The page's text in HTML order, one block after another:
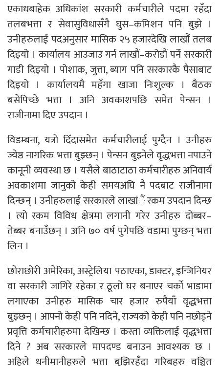
एकाधबाहेक अधिकांश सरकारी कर्मचारीले पदमा रहँदा
तलबभत्ता र सेवासुविधासँगै घुस–कमिशन पनि बुझे ।
उनीहरुलाई पदअनुसार मासिक २५ हजारदेखि लाखौं तलब
दिइयो । कार्यालय आउजाउ गर्न लाखौं–करोडौं पर्ने सरकारी
गाडी दिइयो । पोशाक, जुत्ता, ब्याग पनि सरकारकै पैसाबाट
दिइयो । कार्यालयमै महँगा खाजा निःशुल्क । बैठक
बसेपिच्छे भत्ता । अनि अवकाशपछि समेत पेन्सन ।
राजीनामा दिए उपदान ।
विडम्बना, यत्रो दिँदासमेत कर्मचारीलाई पुग्दैन । उनीहरु
ज्येष्ठ नागरिक भत्ता बुझ्छन् । पेन्सन बुझ्नेले वृद्धभत्ता नपाउने
कानूनी व्यवस्था छ । यसैले बाठाटाठा कर्मचारीहरु अनिवार्य
अवकाशमा जानुको केही समयअघि नै पदबाट राजीनामा
दिन्छन् । उनीहरुलाई सरकारले लाखांैं रकम उपदान दिन्छ
। त्यो रकम विविध क्षेत्रमा लगानी गरेर उनीहरु दोब्बर–
तेब्बर बनाउँछन् । अनि ७० वर्ष पुगेपछि वडामा पुग्छन् भत्ता
लिन ।
छोराछोरी अमेरिका, अस्ट्रेलिया पठाएका, डाक्टर, इन्जिनियर
वा सरकारी जागिरे रहेका र ठूलो घर बनाएर चर्को भाडामा
लगाएका उनीहरु मासिक चार हजार रुपैयाँ वृद्धभत्ता
बुझ्छन् । आफ्नो केही पनि नदिने, राज्यको केही पनि नछोड्ने
प्रवृत्ति कर्मचारीहरुमा देखिन्छ । कस्ता व्यक्तिलाई वृद्धभत्ता
दिने ? अब सरकारले मापदण्ड बनाउन आवश्यक छ ।
अहिले धनीमानीहरुले भत्ता बुझिरहँदा गरिबहरु वञ्चित